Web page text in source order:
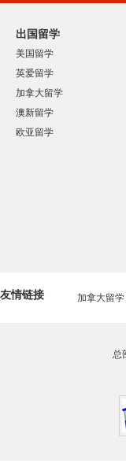
出国留学
美国留学
英爱留学
加拿大留学
澳新留学
欧亚留学
友情链接 加拿大留学
总